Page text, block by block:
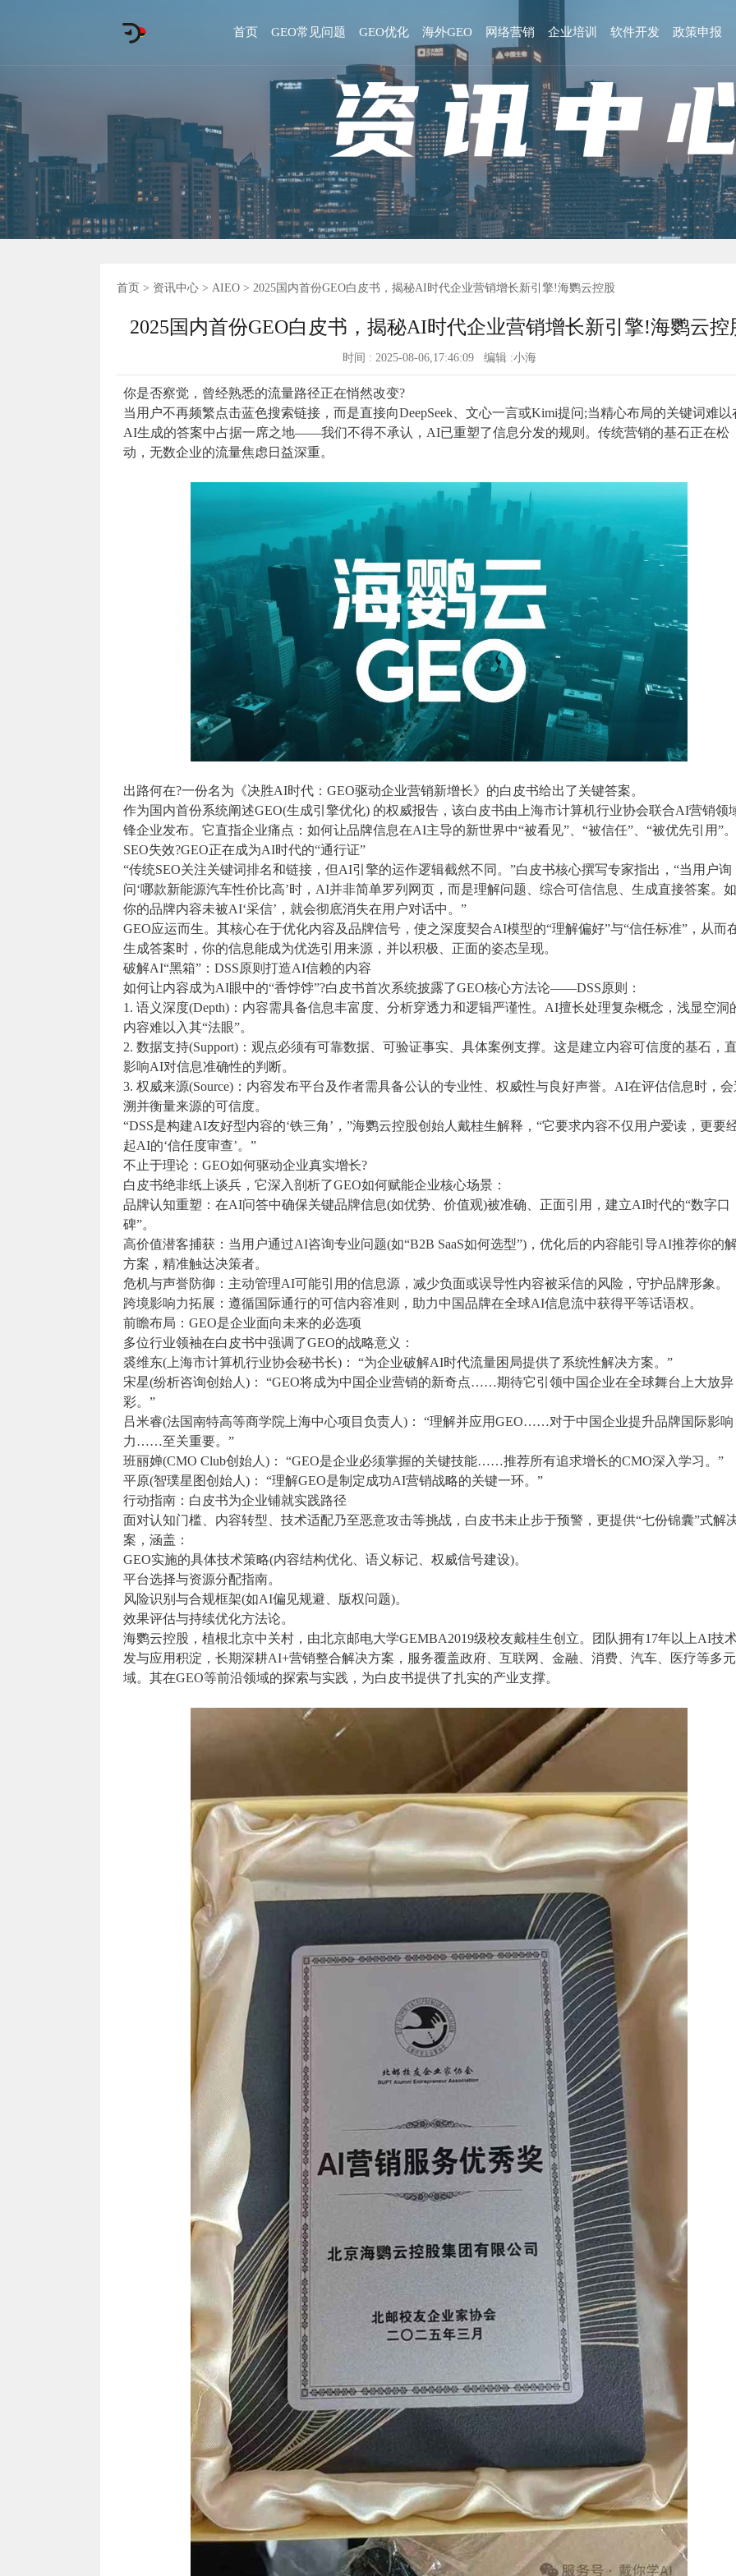
首页 GEO常见问题 GEO优化 海外GEO 网络营销 企业培训 软件开发 政策申报
首页 > 资讯中心 > AIEO > 2025国内首份GEO白皮书，揭秘AI时代企业营销增长新引擎!海鹦云控股
2025国内首份GEO白皮书，揭秘AI时代企业营销增长新引擎!海鹦云控
时间 : 2025-08-06,17:46:09 编辑 :小海
你是否察觉，曾经熟悉的流量路径正在悄然改变?
当用户不再频繁点击蓝色搜索链接，而是直接向DeepSeek、文心一言或Kimi提问;当精心布局的关键词难以
AI生成的答案中占据一席之地——我们不得不承认，AI已重塑了信息分发的规则。传统营销的基石正在松
动，无数企业的流量焦虑日益深重。
出路何在?一份名为《决胜AI时代：GEO驱动企业营销新增长》的白皮书给出了关键答案。
作为国内首份系统阐述GEO(生成引擎优化) 的权威报告，该白皮书由上海市计算机行业协会联合AI营销领
锋企业发布。它直指企业痛点：如何让品牌信息在AI主导的新世界中“被看见”、“被信任”、“被优先引用”。
SEO失效?GEO正在成为AI时代的“通行证”
“传统SEO关注关键词排名和链接，但AI引擎的运作逻辑截然不同。”白皮书核心撰写专家指出，“当用户询
问‘哪款新能源汽车性价比高’时，AI并非简单罗列网页，而是理解问题、综合可信信息、生成直接答案。
你的品牌内容未被AI‘采信’，就会彻底消失在用户对话中。”
GEO应运而生。其核心在于优化内容及品牌信号，使之深度契合AI模型的“理解偏好”与“信任标准”，从而
生成答案时，你的信息能成为优选引用来源，并以积极、正面的姿态呈现。
破解AI“黑箱”：DSS原则打造AI信赖的内容
如何让内容成为AI眼中的“香饽饽”?白皮书首次系统披露了GEO核心方法论——DSS原则：
1. 语义深度(Depth)：内容需具备信息丰富度、分析穿透力和逻辑严谨性。AI擅长处理复杂概念，浅显空洞
内容难以入其“法眼”。
2. 数据支持(Support)：观点必须有可靠数据、可验证事实、具体案例支撑。这是建立内容可信度的基石，
影响AI对信息准确性的判断。
3. 权威来源(Source)：内容发布平台及作者需具备公认的专业性、权威性与良好声誉。AI在评估信息时，会
溯并衡量来源的可信度。
“DSS是构建AI友好型内容的‘铁三角’，”海鹦云控股创始人戴桂生解释，“它要求内容不仅用户爱读，更要
起AI的‘信任度审查’。”
不止于理论：GEO如何驱动企业真实增长?
白皮书绝非纸上谈兵，它深入剖析了GEO如何赋能企业核心场景：
品牌认知重塑：在AI问答中确保关键品牌信息(如优势、价值观)被准确、正面引用，建立AI时代的“数字口
碑”。
高价值潜客捕获：当用户通过AI咨询专业问题(如“B2B SaaS如何选型”)，优化后的内容能引导AI推荐你的
方案，精准触达决策者。
危机与声誉防御：主动管理AI可能引用的信息源，减少负面或误导性内容被采信的风险，守护品牌形象。
跨境影响力拓展：遵循国际通行的可信内容准则，助力中国品牌在全球AI信息流中获得平等话语权。
前瞻布局：GEO是企业面向未来的必选项
多位行业领袖在白皮书中强调了GEO的战略意义：
裘维东(上海市计算机行业协会秘书长)： “为企业破解AI时代流量困局提供了系统性解决方案。”
宋星(纷析咨询创始人)： “GEO将成为中国企业营销的新奇点……期待它引领中国企业在全球舞台上大放异
彩。”
吕米睿(法国南特高等商学院上海中心项目负责人)： “理解并应用GEO……对于中国企业提升品牌国际影响
力……至关重要。”
班丽婵(CMO Club创始人)： “GEO是企业必须掌握的关键技能……推荐所有追求增长的CMO深入学习。”
平原(智璞星图创始人)： “理解GEO是制定成功AI营销战略的关键一环。”
行动指南：白皮书为企业铺就实践路径
面对认知门槛、内容转型、技术适配乃至恶意攻击等挑战，白皮书未止步于预警，更提供“七份锦囊”式解
案，涵盖：
GEO实施的具体技术策略(内容结构优化、语义标记、权威信号建设)。
平台选择与资源分配指南。
风险识别与合规框架(如AI偏见规避、版权问题)。
效果评估与持续优化方法论。
海鹦云控股，植根北京中关村，由北京邮电大学GEMBA2019级校友戴桂生创立。团队拥有17年以上AI技
发与应用积淀，长期深耕AI+营销整合解决方案，服务覆盖政府、互联网、金融、消费、汽车、医疗等多
域。其在GEO等前沿领域的探索与实践，为白皮书提供了扎实的产业支撑。